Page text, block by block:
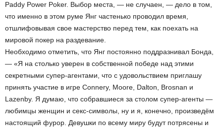
Paddy Power Poker. Выбор места, — не случаен, — дело в том,
что именно в этом руме Янг частенько проводил время,
отшлифовывая свое мастерство перед тем, как поехать на
мировой покер на раздевание.
Необходимо отметить, что Янг постоянно поддразнивал Бонда,
— «Я на столько уверен в собственной победе над этими
секретными супер-агентами, что с удовольствием приглашу
принять участие в игре Connery, Moore, Dalton, Brosnan и
Lazenby. Я думаю, что собравшиеся за столом супер-агенты —
любимцы женщин и секс-символы, ну и я, конечно, произведём
настоящий фурор. Девушки по всему миру будут потрясены и